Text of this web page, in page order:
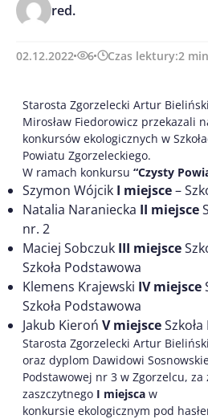
red.
02.12.2022 6 Czas lektury:2 min
Starosta Zgorzelecki Artur
Mirosław Fiedorowicz przekazali
konkursów ekologicznych w
Powiatu Zgorzeleckiego.
W ramach konkursu “Czysty
Szymon Wójcik I miejsce–
Natalia Naraniecka II miejsce
nr. 2
Maciej Sobczuk III miejsce
Szkoła Podstawowa
Klemens Krajewski IV miejsce
Szkoła Podstawowa
Jakub Kieroń V miejsce
Starosta Zgorzelecki Artur
oraz dyplom Dawidowi
Podstawowej nr 3 w Zgorzelcu, za
zaszczytnego I miejsca w
konkursie ekologicznym pod